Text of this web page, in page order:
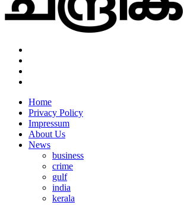
Home
Privacy Policy
Impressum
About Us
News
business
crime
gulf
india
kerala